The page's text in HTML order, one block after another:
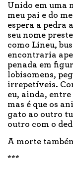
Unido em uma
meu pai e do
espera a pedra
seu nome
como Lineu,
encontraria
penada em
lobisomens,
irrepetíveis.
eu, ainda,
mas é que os
gato ao outro
outro com o
A morte
***